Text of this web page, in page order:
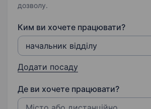
дозволу.
Ким ви хочете працювати?
Додати посаду
Де ви хочете працювати?